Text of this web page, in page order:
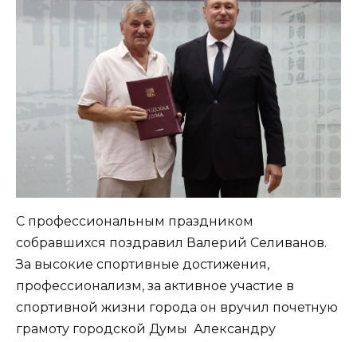
С профессиональным праздником
собравшихся поздравил Валерий Селиванов.
За высокие спортивные достижения,
профессионализм, за активное участие в
спортивной жизни города он вручил почетную
грамоту городской Думы Александру